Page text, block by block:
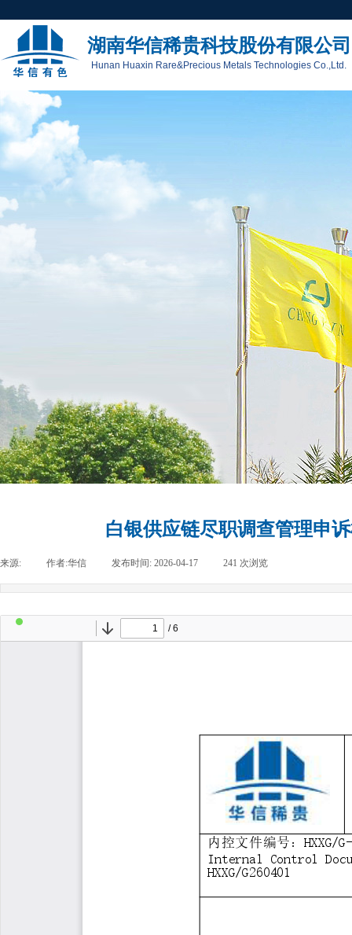
湖南华信稀贵科技股份有限公司
Hunan Huaxin Rare&Precious Metals Technologies Co.,Ltd.
白银供应链尽职调查管理申
来源: 作者:华信 发布时间: 2026-04-17 241 次浏览